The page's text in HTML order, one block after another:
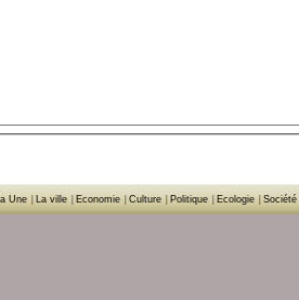
Une La ville Economie Culture Politique Ecologie Société